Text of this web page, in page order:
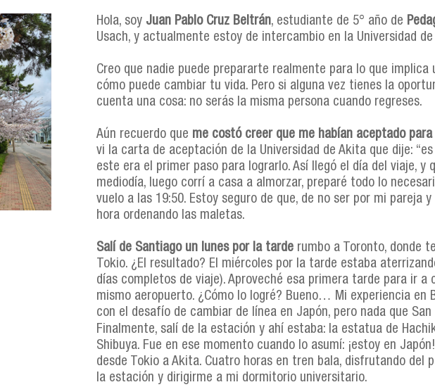
Hola, soy Juan Pablo Cruz Beltrán, estudiante de 5° año de
Usach, y actualmente estoy de intercambio en la Universidad
Creo que nadie puede prepararte realmente para lo que
cómo puede cambiar tu vida. Pero si alguna vez tienes la
cuenta una cosa: no serás la misma persona cuando regreses.
Aún recuerdo que me costó creer que me habían aceptado
vi la carta de aceptación de la Universidad de Akita que dije:
este era el primer paso para lograrlo. Así llegó el día del viaje,
mediodía, luego corrí a casa a almorzar, preparé todo lo
vuelo a las 19:50. Estoy seguro de que, de no ser por mi pareja
hora ordenando las maletas.
Salí de Santiago un lunes por la tarde rumbo a Toronto, donde
Tokio. ¿El resultado? El miércoles por la tarde estaba
días completos de viaje). Aproveché esa primera tarde para ir a
mismo aeropuerto. ¿Cómo lo logré? Bueno… Mi experiencia en
con el desafío de cambiar de línea en Japón, pero nada que
Finalmente, salí de la estación y ahí estaba: la estatua de
Shibuya. Fue en ese momento cuando lo asumí: ¡estoy en
desde Tokio a Akita. Cuatro horas en tren bala, disfrutando del
la estación y dirigirme a mi dormitorio universitario.